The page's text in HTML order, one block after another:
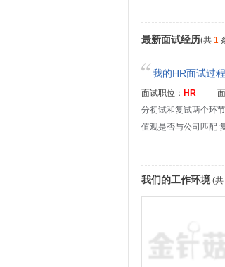
最新面试经历(共 1
我的HR面试过程
面试职位： HR 面试
分初试和复试两个环
值观是否与公司匹配
我们的工作环境 (共